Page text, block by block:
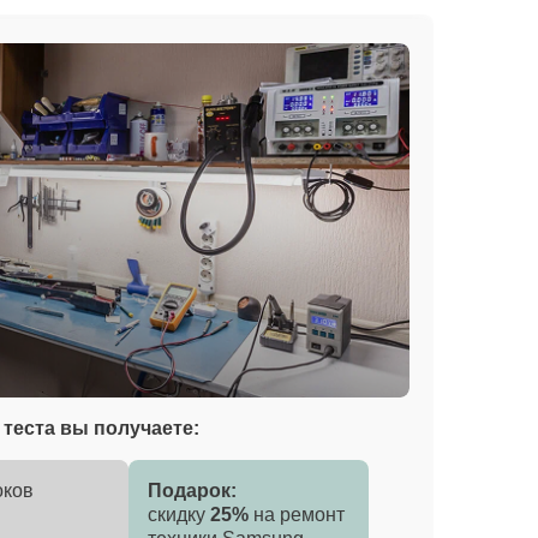
вы получаете:
Подарок:
скидку 25% на ремонт